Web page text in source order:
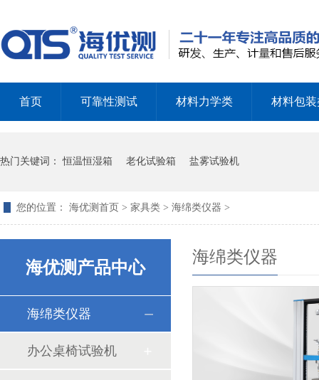
首页 可靠性测试 材料力学类 材料包装
热门关键词：恒温恒湿箱 老化试验箱 盐雾试验机
您的位置： 海优测首页 > 家具类 > 海绵类仪器 >
海绵类仪器
海优测产品中心
海绵类仪器
办公桌椅试验机